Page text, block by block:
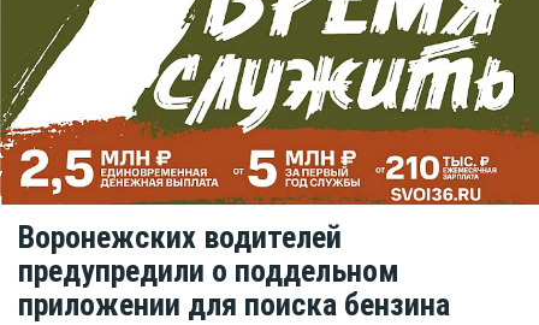
Воронежских водителей
предупредили о поддельном
приложении для поиска бензина